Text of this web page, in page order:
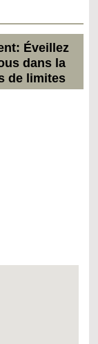
Éveillez
dans la
de limites